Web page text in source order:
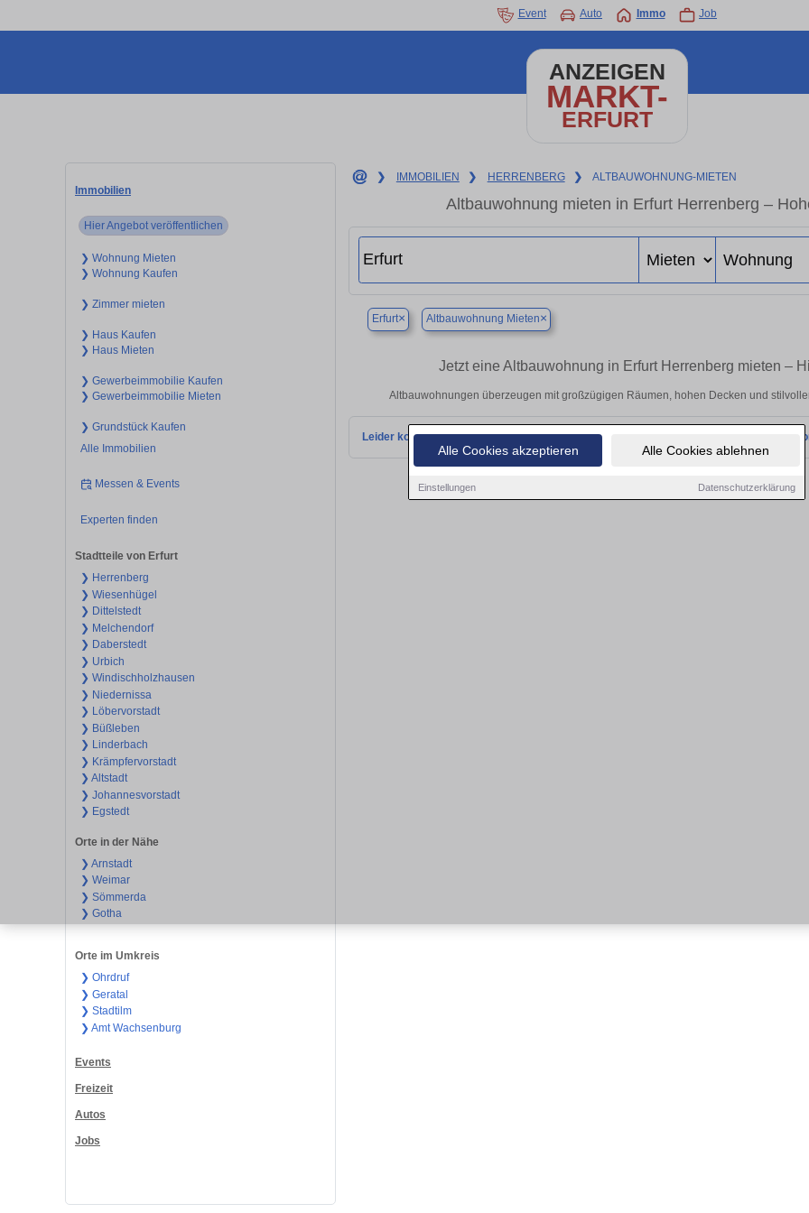
Alle Cookies akzeptieren Alle Cookies ablehnen
Einstellungen Datenschutzerklärung
Event Auto Immo Job
ANZEIGEN
MARKT-
ERFURT
Immobilien
Hier Angebot veröffentlichen
❯ Wohnung Mieten
❯ Wohnung Kaufen
❯ Zimmer mieten
❯ Haus Kaufen
❯ Haus Mieten
❯ Gewerbeimmobilie Kaufen
❯ Gewerbeimmobilie Mieten
❯ Grundstück Kaufen
Alle Immobilien
Messen & Events
Experten finden
Stadtteile von Erfurt
❯ Herrenberg
❯ Wiesenhügel
❯ Dittelstedt
❯ Melchendorf
❯ Daberstedt
❯ Urbich
❯ Windischholzhausen
❯ Niedernissa
❯ Löbervorstadt
❯ Büßleben
❯ Linderbach
❯ Krämpfervorstadt
❯ Altstadt
❯ Johannesvorstadt
❯ Egstedt
Orte in der Nähe
❯ Arnstadt
❯ Weimar
❯ Sömmerda
❯ Gotha
Orte im Umkreis
❯ Ohrdruf
❯ Geratal
❯ Stadtilm
❯ Amt Wachsenburg
Events
Freizeit
Autos
Jobs
❯ IMMOBILIEN ❯ HERRENBERG ❯ ALTBAUWOHNUNG-MIETEN
Altbauwohnung mieten in Erfurt Herrenberg –
Erfurt× Altbauwohnung Mieten×
Jetzt eine Altbauwohnung in Erfurt Herrenberg mieten –
Altbauwohnungen überzeugen mit großzügigen Räumen, hohen Decken und
Leider konnten wir derzeit keine passenden Objekte finden. Schauen Sie bald wieder